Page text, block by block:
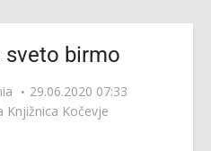
sveto birmo
29.06.2020 07:33
Knjižnica Kočevje